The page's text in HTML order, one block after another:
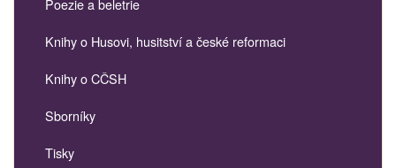
Poezie a beletrie
Knihy o Husovi, husitství a české reformaci
Knihy o CČSH
Sborníky
Tisky